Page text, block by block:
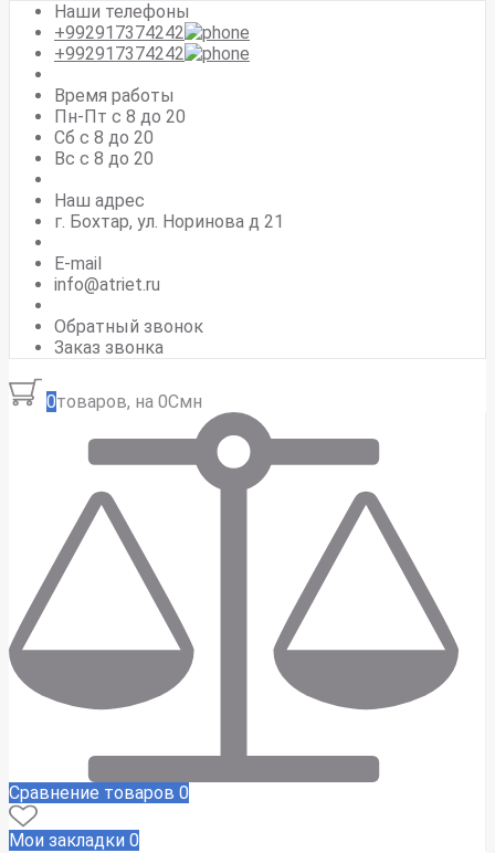
Наши телефоны
+992917374242
+992917374242
Время работы
Пн-Пт с 8 до 20
Сб с 8 до 20
Вс c 8 до 20
Наш адрес
г. Бохтар, ул. Норинова д 21
E-mail
info@atriet.ru
Обратный звонок
Заказ звонка
0товаров, на 0Смн
Сравнение товаров 0
Мои закладки 0